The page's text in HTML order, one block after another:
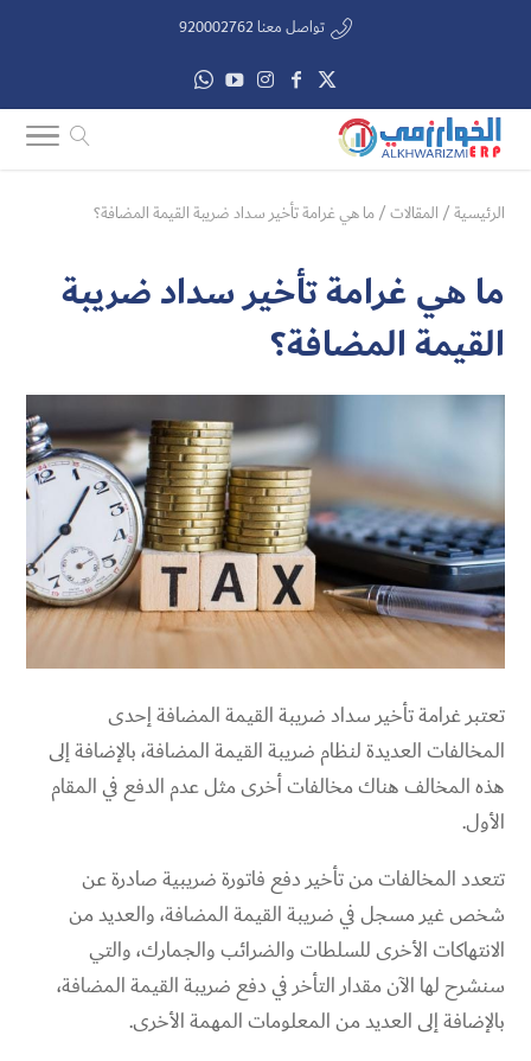
تواصل معنا 920002762
الرئيسية/ المقالات/ما هي غرامة تأخير سداد ضريبة القيمة المضافة؟
ما هي غرامة تأخير سداد ضريبة
القيمة المضافة؟
تعتبر غرامة تأخير سداد ضريبة القيمة المضافة إحدى
المخالفات العديدة لنظام ضريبة القيمة المضافة، بالإضافة إلى
هذه المخالف هناك مخالفات أخرى مثل عدم الدفع في المقام
الأول.
تتعدد المخالفات من تأخير دفع فاتورة ضريبية صادرة عن
شخص غير مسجل في ضريبة القيمة المضافة، والعديد من
الانتهاكات الأخرى للسلطات والضرائب والجمارك، والتي
سنشرح لها الآن مقدار التأخر في دفع ضريبة القيمة المضافة،
بالإضافة إلى العديد من المعلومات المهمة الأخرى.